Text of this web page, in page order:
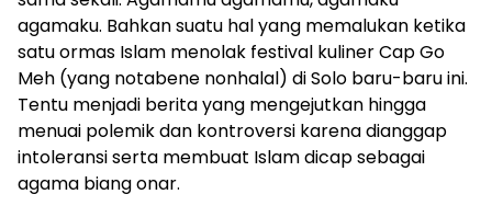
agamaku. Bahkan suatu hal yang memalukan ketika
satu ormas Islam menolak festival kuliner Cap Go
Meh (yang notabene nonhalal) di Solo baru-baru ini.
Tentu menjadi berita yang mengejutkan hingga
menuai polemik dan kontroversi karena dianggap
intoleransi serta membuat Islam dicap sebagai
agama biang onar.